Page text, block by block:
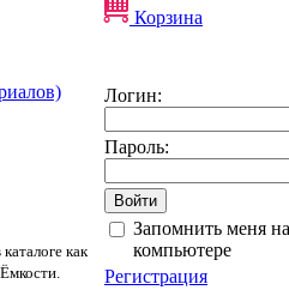
Корзина
как
Логин:
Пароль:
Запомнить меня
компьютере
Регистрация